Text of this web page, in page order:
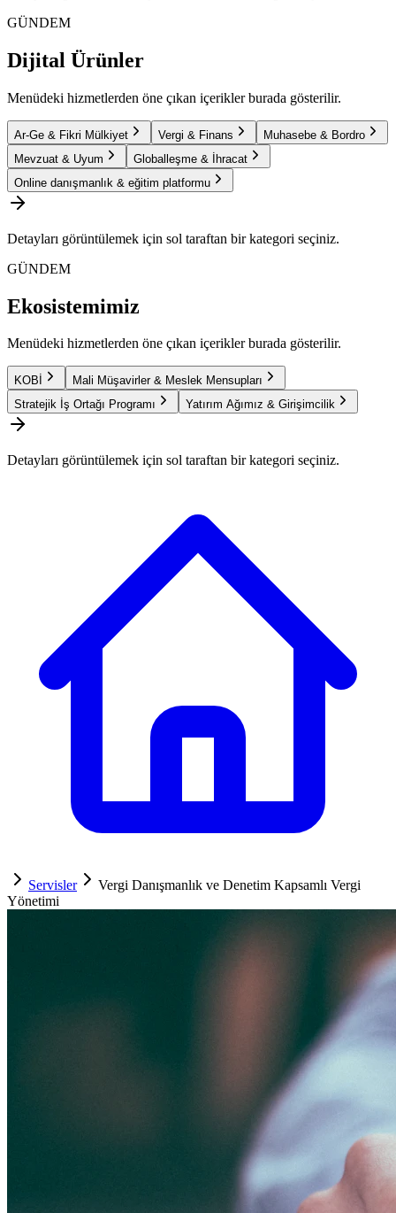
GÜNDEM
Dijital Ürünler
Menüdeki hizmetlerden öne çıkan içerikler burada gösterilir.
Ar-Ge & Fikri Mülkiyet Vergi & Finans
Muhasebe & Bordro
Mevzuat & Uyum
Globalleşme & İhracat
Online danışmanlık & eğitim platformu
Detayları görüntülemek için sol taraftan bir kategori seçiniz.
GÜNDEM
Ekosistemimiz
Menüdeki hizmetlerden öne çıkan içerikler burada gösterilir.
KOBİ
Mali Müşavirler & Meslek Mensupları
Stratejik İş Ortağı Programı
Yatırım Ağımız & Girişimcilik
Detayları görüntülemek için sol taraftan bir kategori seçiniz.
Servisler
Vergi Danışmanlık ve Denetim Kapsamlı Vergi
Yönetimi